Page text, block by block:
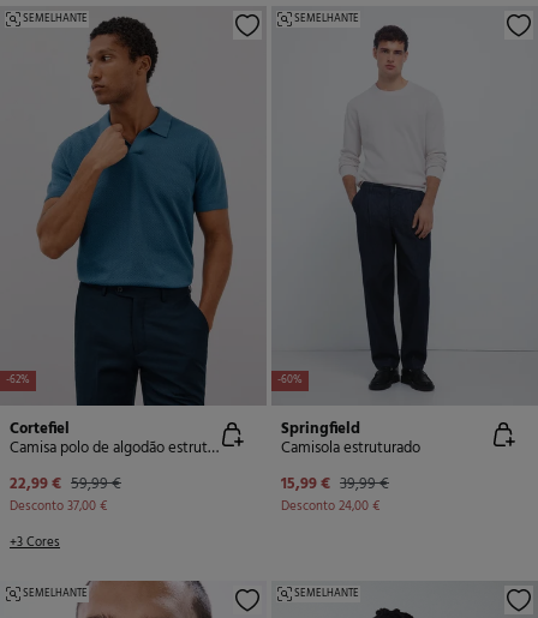
-62%
SEMELHANTE
Cortefiel
Camisa polo de algodão estruturada de manga curta
22,99 € 59,99 €
Desconto37,00 €
+3 Cores
-60%
SEMELHANTE
Springfield
Camisola estruturado
15,99 € 39,99 €
Desconto24,00 €
SEMELHANTE SEMELHANTE